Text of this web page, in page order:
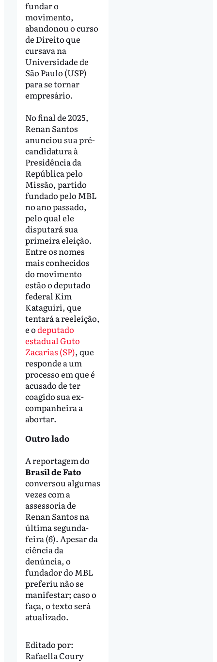
fundar o
movimento,
abandonou o curso
de Direito que
cursava na
Universidade de
São Paulo (USP)
para se tornar
empresário.
No final de 2025,
Renan Santos
anunciou sua pré-
candidatura à
Presidência da
República pelo
Missão, partido
fundado pelo MBL
no ano passado,
pelo qual ele
disputará sua
primeira eleição.
Entre os nomes
mais conhecidos
do movimento
estão o deputado
federal Kim
Kataguiri, que
tentará a reeleição,
e odeputado
estadual Guto
Zacarias (SP), que
responde a um
processo em que é
acusado de ter
coagido sua ex-
companheira a
abortar.
Outro lado
A reportagem do
Brasil de Fato
conversou algumas
vezes com a
assessoria de
Renan Santos na
última segunda-
feira (6). Apesar da
ciência da
denúncia, o
fundador do MBL
preferiu não se
manifestar; caso o
faça, o texto será
atualizado.
Editado por:
Rafaella Coury